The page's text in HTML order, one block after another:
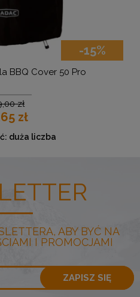
Grill gazowy Cadac Carri
ABY BYĆ NA
I PROMOCJAMI
ZAPISZ SIĘ